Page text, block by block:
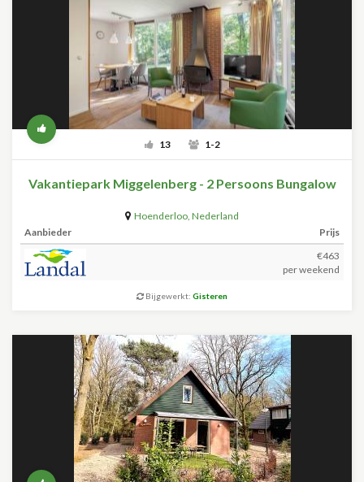
13 1-2
Vakantiepark Miggelenberg - 2 Persoons Bungalow
Hoenderloo, Nederland
Aanbieder
Prijs
€463
per weekend
Bijgewerkt: Gisteren